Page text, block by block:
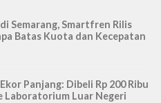
Semarang, Smartfren Rilis
Batas Kuota dan Kecepatan
Panjang: Dibeli Rp 200 Ribu
Laboratorium Luar Negeri